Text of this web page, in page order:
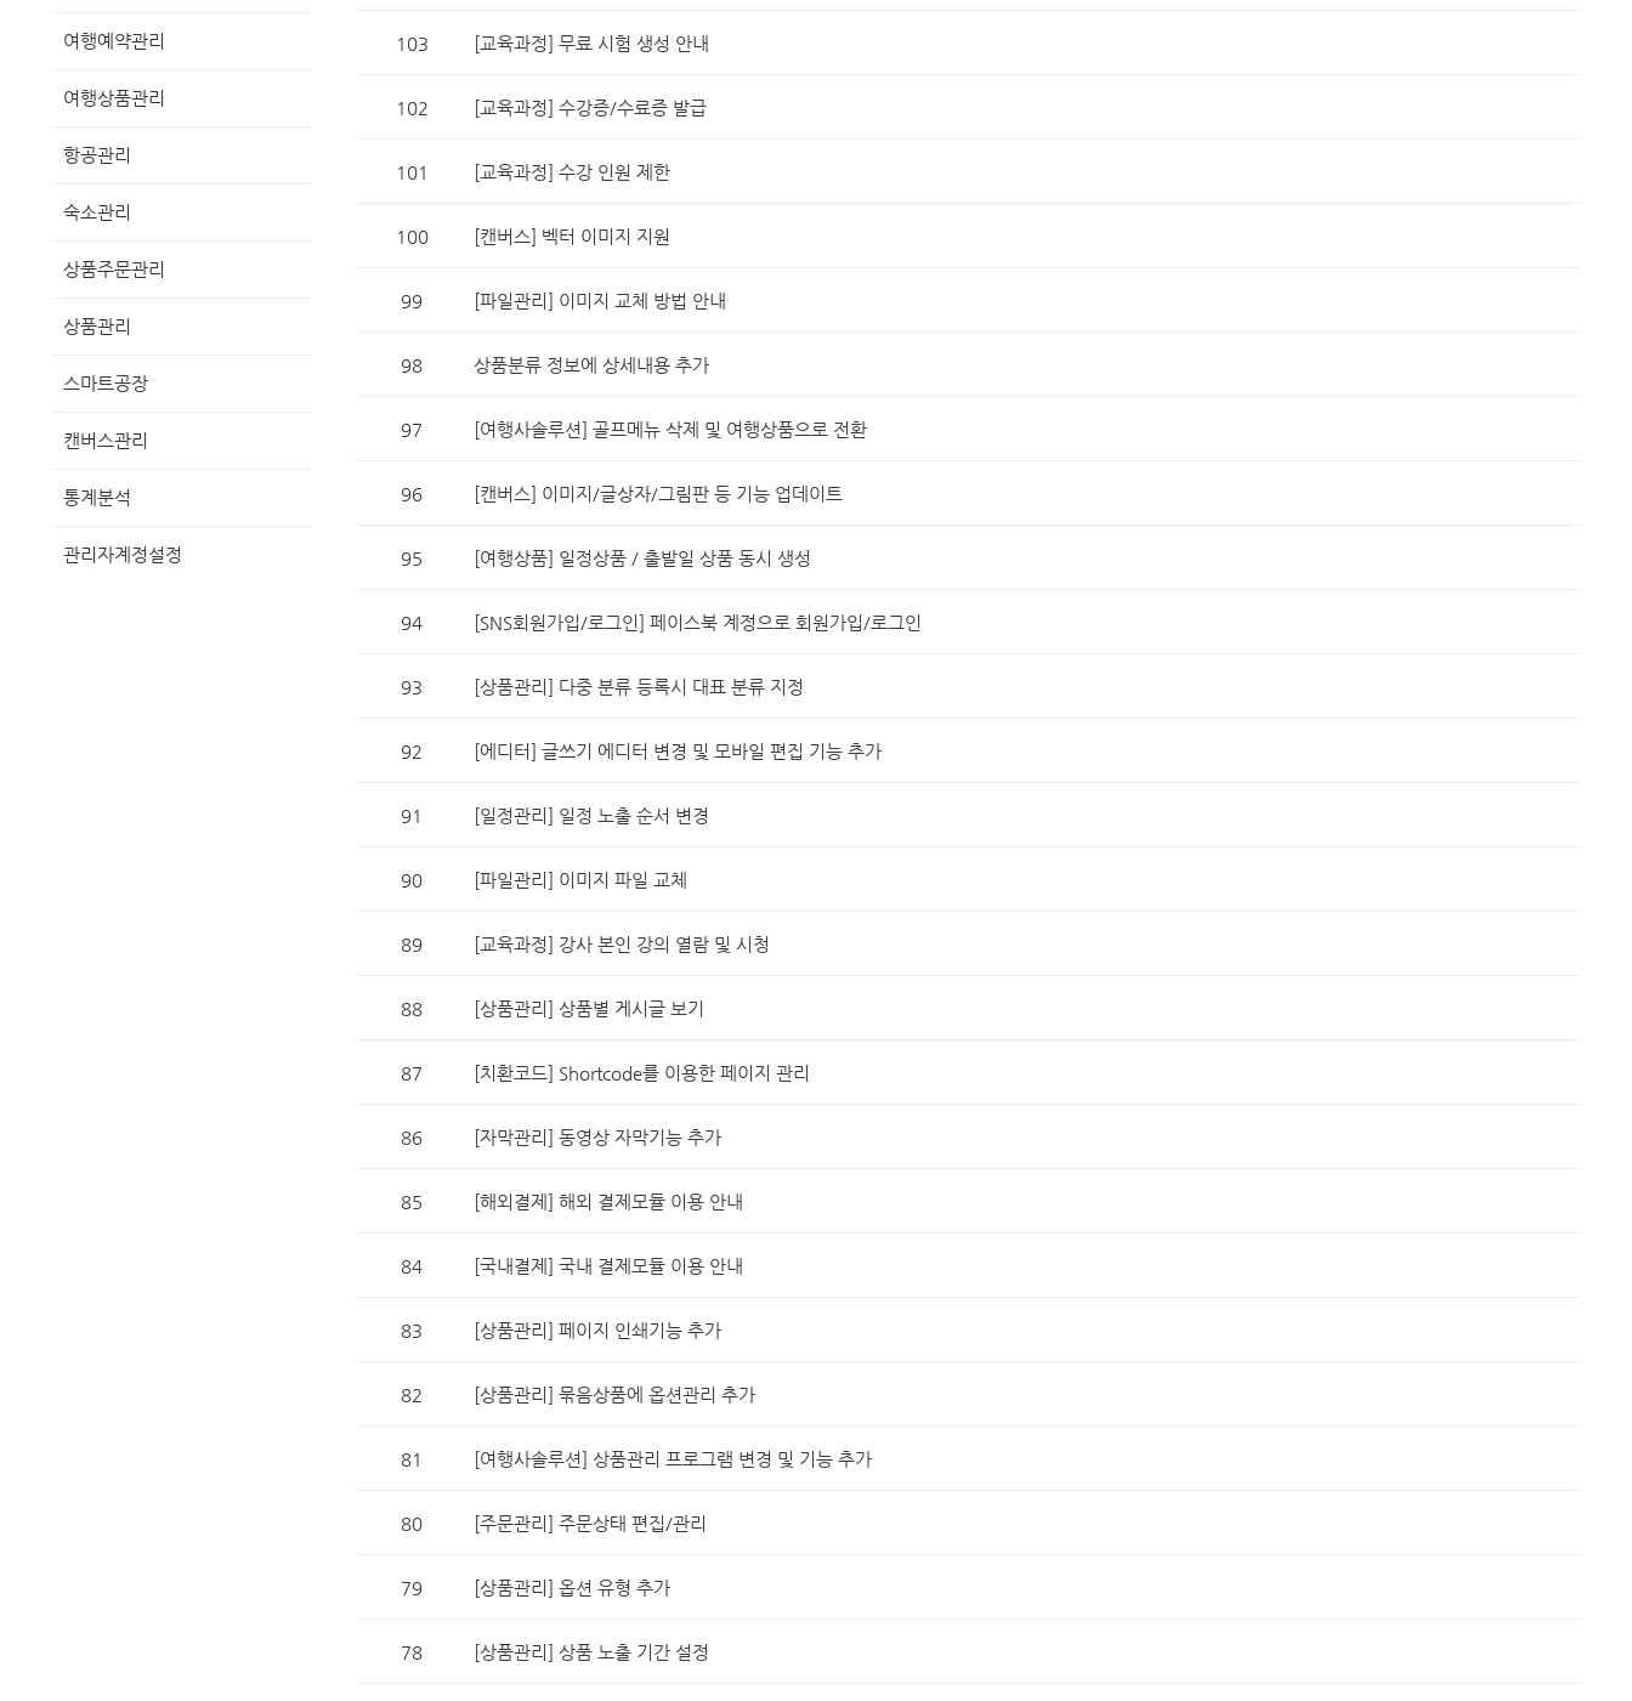
여행예약관리
여행상품관리
항공관리
숙소관리
상품주문관리
상품관리
스마트공장
캔버스관리
통계분석
관리자계정설정
103 [교육과정] 무료 시험 생성 안내
102 [교육과정] 수강증/수료증 발급
101 [교육과정] 수강 인원 제한
100 [캔버스] 벡터 이미지 지원
99 [파일관리] 이미지 교체 방법 안내
98 상품분류 정보에 상세내용 추가
97 [여행사솔루션] 골프메뉴 삭제 및 여행상품으로 전환
96 [캔버스] 이미지/글상자/그림판 등 기능 업데이트
95 [여행상품] 일정상품 / 출발일 상품 동시 생성
94 [SNS회원가입/로그인] 페이스북 계정으로 회원가입/로그인
93 [상품관리] 다중 분류 등록시 대표 분류 지정
92 [에디터] 글쓰기 에디터 변경 및 모바일 편집 기능 추가
91 [일정관리] 일정 노출 순서 변경
90 [파일관리] 이미지 파일 교체
89 [교육과정] 강사 본인 강의 열람 및 시청
88 [상품관리] 상품별 게시글 보기
87 [치환코드] Shortcode를 이용한 페이지 관리
86 [자막관리] 동영상 자막기능 추가
85 [해외결제] 해외 결제모듈 이용 안내
84 [국내결제] 국내 결제모듈 이용 안내
83 [상품관리] 페이지 인쇄기능 추가
82 [상품관리] 묶음상품에 옵션관리 추가
81 [여행사솔루션] 상품관리 프로그램 변경 및 기능 추가
80 [주문관리] 주문상태 편집/관리
79 [상품관리] 옵션 유형 추가
78 [상품관리] 상품 노출 기간 설정